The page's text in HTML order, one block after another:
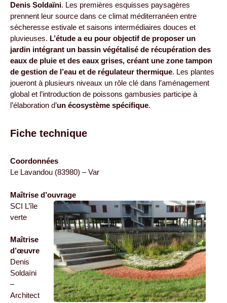
Denis Soldaïni. Les premières esquisses paysagères
prennent leur source dans ce climat méditerranéen entre
sécheresse estivale et saisons intermédiaires douces et
pluvieuses. L’étude a eu pour objectif de proposer un
jardin intégrant un bassin végétalisé de récupération des
eaux de pluie et des eaux grises, créant une zone tampon
de gestion de l’eau et de régulateur thermique. Les plantes
joueront à plusieurs niveaux un rôle clé dans l’aménagement
global et l’introduction de poissons gambusies participe à
l’élaboration d’un écosystème spécifique.
Fiche technique
Coordonnées
Le Lavandou (83980) – Var
Maîtrise d’ouvrage
SCI L’île
verte
Maîtrise
d’œuvre
Denis
Soldaïni
–
Architect